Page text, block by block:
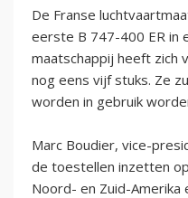
De Franse
eerste B 747-400 ER in
maatschappij heeft zich
nog eens vijf stuks. Ze
worden in gebruik
Marc Boudier, vice-
de toestellen inzetten
Noord- en Zuid-Amerika